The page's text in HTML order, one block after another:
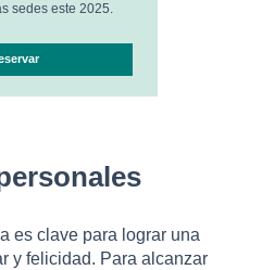
sedes este 2025.
es clave para lograr una
y felicidad. Para alcanzar